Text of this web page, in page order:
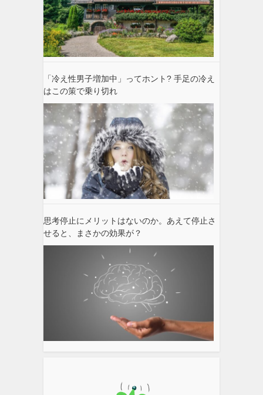
「冷え性男子増加中」ってホント? 手足の冷え
はこの策で乗り切れ
思考停止にメリットはないのか。あえて停止さ
せると、まさかの効果が？